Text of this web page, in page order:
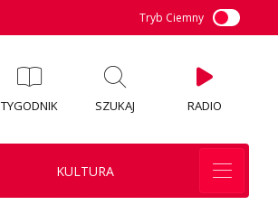
Tryb Ciemny
TYGODNIK SZUKAJ RADIO
KULTURA